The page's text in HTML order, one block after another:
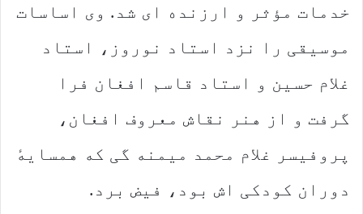
خدمات مؤثر و ارزنده ای شد. وی اساسات
موسیقی را نزد استاد نوروز، استاد
غلام حسین و استاد قاسم افغان فرا
گرفت و از هنر نقاش معروف افغان،
پروفیسر غلام محمد میمنه گی که همسایهٔ
دوران کودکی اش بود، فیض برد.